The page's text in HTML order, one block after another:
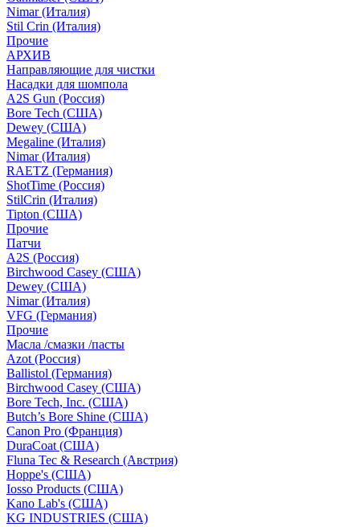
Nimar (Италия)
Stil Crin (Италия)
Прочие
АРХИВ
Направляющие для чистки
Насадки для шомпола
A2S Gun (Россия)
Bore Tech (США)
Dewey (США)
Megaline (Италия)
Nimar (Италия)
RAETZ (Германия)
ShotTime (Россия)
StilCrin (Италия)
Tipton (США)
Прочие
Патчи
A2S (Россия)
Birchwood Casey (США)
Dewey (США)
Nimar (Италия)
VFG (Германия)
Прочие
Масла /смазки /пасты
Azot (Россия)
Ballistol (Германия)
Birchwood Casey (США)
Bore Tech, Inc. (США)
Butch’s Bore Shine (СШA)
Canon Pro (Франция)
DuraCoat (США)
Fluna Tec & Research (Австрия)
Hoppe's (США)
Iosso Products (США)
Kano Lab's (США)
KG INDUSTRIES (США)